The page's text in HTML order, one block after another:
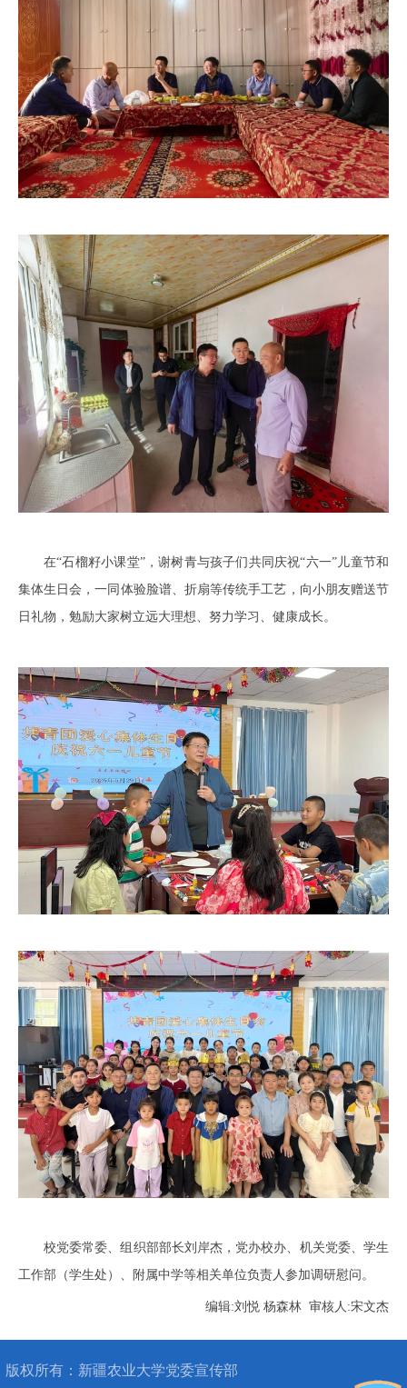
在“石榴籽小课堂”，谢树青与孩子们共同庆祝“六一”儿童节和
集体生日会，一同体验脸谱、折扇等传统手工艺，向小朋友赠送节
日礼物，勉励大家树立远大理想、努力学习、健康成长。
校党委常委、组织部部长刘岸杰，党办校办、机关党委、学生
工作部（学生处）、附属中学等相关单位负责人参加调研慰问。
编辑:刘悦 杨森林 审核人:宋文杰
版权所有： 新疆农业大学党委宣传部